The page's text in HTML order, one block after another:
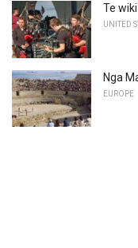
Te
UNITED
Nga
EUROPE